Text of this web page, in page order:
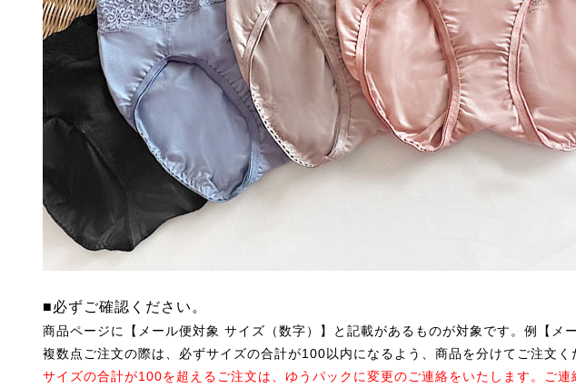
■必ずご確認ください。
商品ページに【メール便対象 サイズ（数字）】と記載があるものが対象です。例【メ
複数点ご注文の際は、必ずサイズの合計が100以内になるよう、商品を分けてご注文く
サイズの合計が100を超えるご注文は、ゆうパックに変更のご連絡をいたします。ご